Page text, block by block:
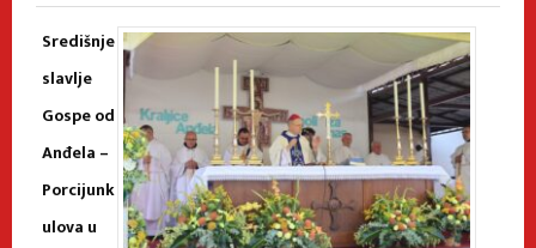
Središnje
slavlje
Gospe od
Anđela –
Porcijunk
ulova u